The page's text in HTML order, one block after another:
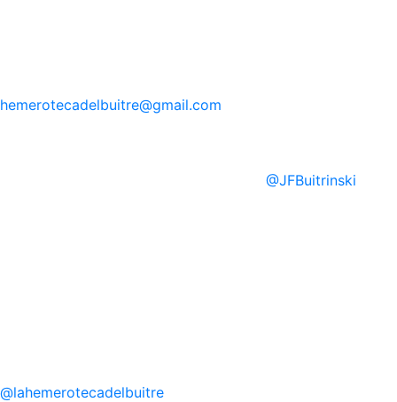
hemerotecadelbuitre@gmail.com
@JFBuitrinski
@lahemerotecadelbuitre